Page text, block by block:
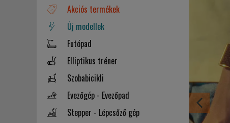
Akciós termékek
Új modellek
Futópad
Elliptikus tréner
Szobabicikli
Evezőgép - Evezőpad
Stepper - Lépcsőző gép